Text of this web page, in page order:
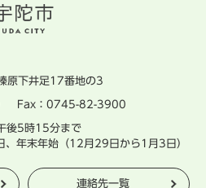
下井足17番地の3
Fax：0745-82-3900
後5時15分まで
年末年始（12月29日から1月3日）
連絡先一覧